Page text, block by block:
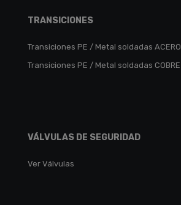
TRANSICIONES
Transiciones PE / Metal soldadas ACERO
Transiciones PE / Metal soldadas COBRE
VÁLVULAS DE SEGURIDAD
Ver Válvulas